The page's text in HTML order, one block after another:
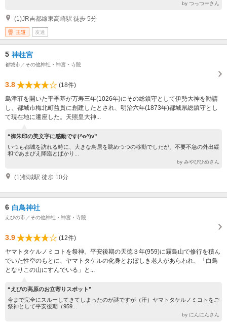
by つっつーさん
(1)JR吉都線東高崎駅 徒歩 5分
王道 友達
5 神柱宮
都城市／その他神社・神宮・寺院
3.8
(18件)
島津荘を開いた平季基が万寿三年(1026年)にその総鎮守として伊勢大神を勧請
し、都城市梅北町益貫に創建したとされ、明治六年(1873年)都城県総鎮守とし
て現在地に遷座した。天照皇大神...
“御朱印の美文字に感動です(^o^)v”
いつも都城を訪れる時に、大きな鳥居を眺めつつの移動でしたが、不要不急の外出緩
和であまびえ降臨とばかり...
by みやびひめさん
(1)都城駅 徒歩 10分
6 白鳥神社
えびの市／その他神社・神宮・寺院
3.9
(12件)
ヤマトタケルノミコトを祭神。平安後期の天徳３年(959)に霧島山で修行を積ん
でいた性空のもとに、ヤマトタケルの化身とおぼしき老人があらわれ、「白鳥
となりこの山にすんでいる」と...
“えびの高原のお立寄りスポット”
今まで完全にスルーしてきてしまったのが謎ですが（汗）ヤマトタケルノミコトをご
祭神として平安後期（959...
by にんにんさん